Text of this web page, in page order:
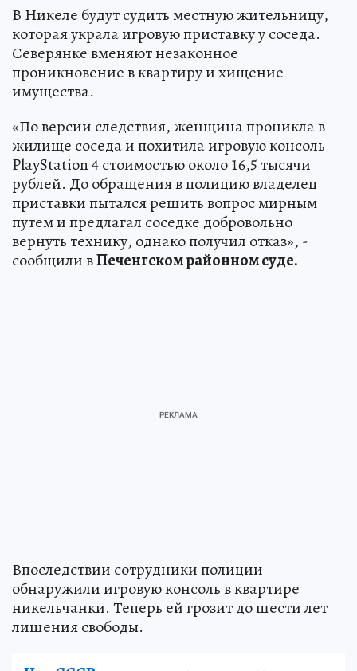
В Никеле будут судить местную жительницу,
которая украла игровую приставку у соседа.
Северянке вменяют незаконное
проникновение в квартиру и хищение
имущества.
«По версии следствия, женщина проникла в
жилище соседа и похитила игровую консоль
PlayStation 4 стоимостью около 16,5 тысячи
рублей. До обращения в полицию владелец
приставки пытался решить вопрос мирным
путем и предлагал соседке добровольно
вернуть технику, однако получил отказ», -
сообщили вПеченгском районном суде.
Впоследствии сотрудники полиции
обнаружили игровую консоль в квартире
никельчанки. Теперь ей грозит до шести лет
лишения свободы.